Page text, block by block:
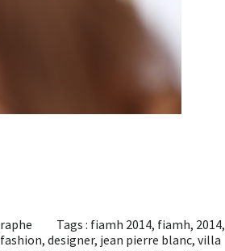
Tags : fiamh 2014, fiamh, 2014,
fashion, designer, jean pierre blanc, villa